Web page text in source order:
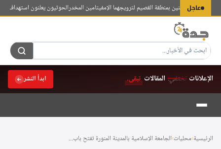
عاجل
على مواطنين بمنطقة القصيم لترويجهما الإمفيتامين المخدرالحوثيون يعلنون استهداف
الإعلانات تختفي.المقالات تبقى. ابدأ النشر
التجاوز
المحتوى
الرئيسية›محليات›الجامعة الإسلامية بالمدينة المنورة تفتح باب...